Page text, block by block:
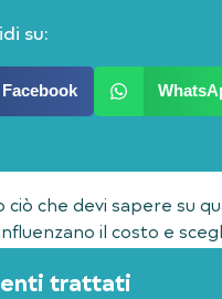
su:
Facebook
ciò che devi sapere su
il costo e
trattati